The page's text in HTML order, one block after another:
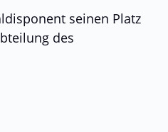
seinen Platz
des